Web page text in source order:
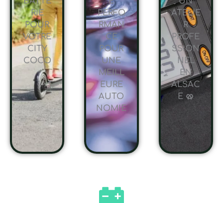
RIE
POUR
VOTRE
CITY
COCO
PERFO
RMAN
CE
POUR
UNE
MEILL
EURE
AUTO
NOMIE
ATELIE
R
PROFE
SSION
NEL
EN
ALSAC
E 🥨